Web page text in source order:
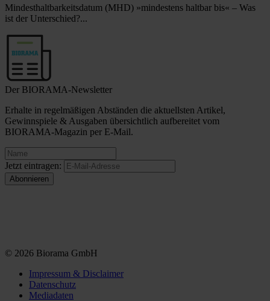
Mindesthaltbarkeitsdatum (MHD) »mindestens haltbar bis« – Was
ist der Unterschied?...
Der BIORAMA-Newsletter
Erhalte in regelmäßigen Abständen die aktuellsten Artikel,
Gewinnspiele & Ausgaben übersichtlich aufbereitet vom
BIORAMA-Magazin per E-Mail.
Jetzt eintragen:
© 2026 Biorama GmbH
Impressum & Disclaimer
Datenschutz
Mediadaten